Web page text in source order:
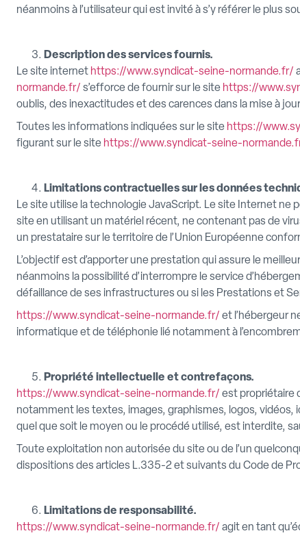
néanmoins à l’utilisateur qui est invité à s’y référer le plus
Description des services fournis.
Le site internet https://www.syndicat-seine-normande.fr/
normande.fr/ s’efforce de fournir sur le site https://
oublis, des inexactitudes et des carences dans la mise à
Toutes les informations indiquées sur le site https://
figurant sur le site https://www.syndicat-seine-
Limitations contractuelles sur les données
Le site utilise la technologie JavaScript. Le site Internet ne
site en utilisant un matériel récent, ne contenant pas de
un prestataire sur le territoire de l’Union Européenne
L’objectif est d’apporter une prestation qui assure le
néanmoins la possibilité d’interrompre le service
défaillance de ses infrastructures ou si les Prestations et
https://www.syndicat-seine-normande.fr/ et l’hébergeur
informatique et de téléphonie lié notamment à
Propriété intellectuelle et contrefaçons.
https://www.syndicat-seine-normande.fr/ est propriétaire
notamment les textes, images, graphismes, logos,
quel que soit le moyen ou le procédé utilisé, est interdite,
Toute exploitation non autorisée du site ou de l’un
dispositions des articles L.335-2 et suivants du Code de
Limitations de responsabilité.
https://www.syndicat-seine-normande.fr/ agit en tant